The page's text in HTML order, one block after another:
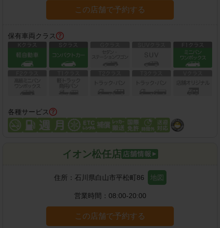
この店舗で予約する
保有車両クラス
各種サービス
イオン松任店
住所： 石川県白山市平松町86 地図
営業時間： 08:00-20:00
この店舗で予約する